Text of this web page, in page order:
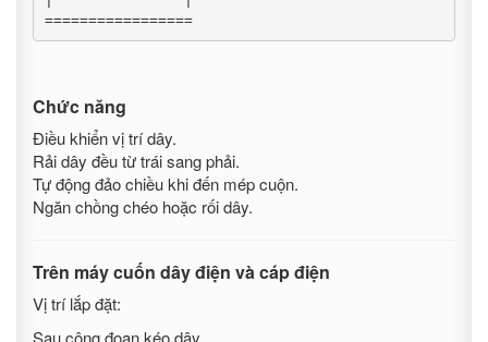
=================
Chức năng
Điều khiển vị trí dây.
Rải dây đều từ trái sang phải.
Tự động đảo chiều khi đến mép cuộn.
Ngăn chồng chéo hoặc rối dây.
Trên máy cuốn dây điện và cáp điện
Vị trí lắp đặt:
Sau công đoạn kéo dây.